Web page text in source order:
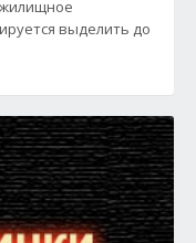
выделить до